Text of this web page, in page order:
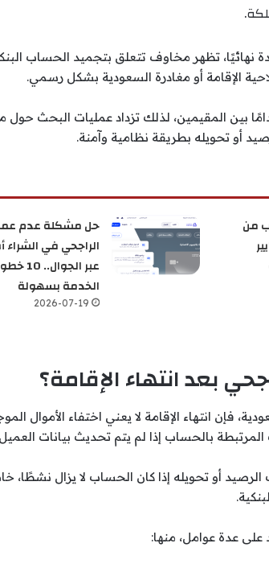
نهائيًا، تظهر مخاوف تتعلق بتجميد الحساب
الإقامة أو مغادرة السعودية بشكل رسمي.
بين المقيمين، لذلك تزداد عمليات البحث
أو تحويله بطريقة نظامية وآمنة.
من
معايير
حل مشكلة عدم
الراجحي في الشراء
عبر
الخدمة بسهولة
2026-07-19
بعد انتهاء الإقامة؟
فإن انتهاء الإقامة لا يعني اختفاء الأموال
بالحساب إذا لم يتم تحديث بيانات
أو تحويله إذا كان الحساب لا يزال نشطًا،
عدة عوامل، منها: